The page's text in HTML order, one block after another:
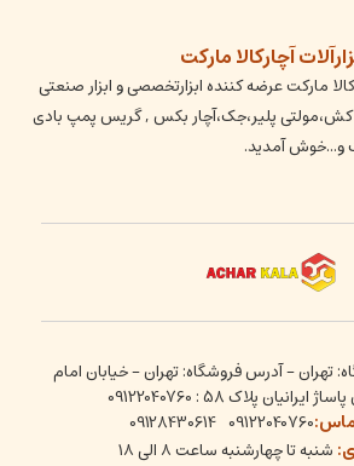
آچارکالا مارکت
کالا مارکت عرضه کننده ابزارتخصصی و ابزار صنعتی
کش،مولتی پلیر،جک،آچار بکس , گریس پمپ بادی
و...خوش آمدید.
تهران - آدرس فروشگاه: تهران - خیابان امام
پلاک 58 : 09122040760
09122040760
09128430614
شنبه تا چهارشنبه ساعت ۸ الی ۱۸